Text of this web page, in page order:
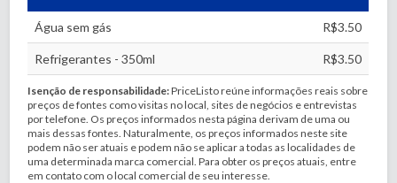
Água sem gás R$3.50
Refrigerantes - 350ml R$3.50
Isenção de responsabilidade:PriceListo reúne informações reais sobre
preços de fontes como visitas no local, sites de negócios e entrevistas
por telefone. Os preços informados nesta página derivam de uma ou
mais dessas fontes. Naturalmente, os preços informados neste site
podem não ser atuais e podem não se aplicar a todas as localidades de
uma determinada marca comercial. Para obter os preços atuais, entre
em contato com o local comercial de seu interesse.